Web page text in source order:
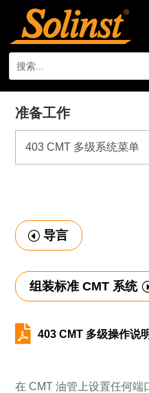
准备工作
导言
组装标准 CMT 系统
 403 CMT 多级操作说
在 CMT 油管上设置任何端